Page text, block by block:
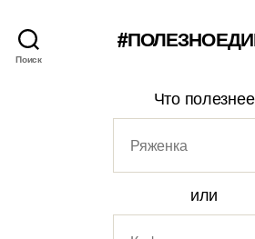
Поиск
Что полезнее
или